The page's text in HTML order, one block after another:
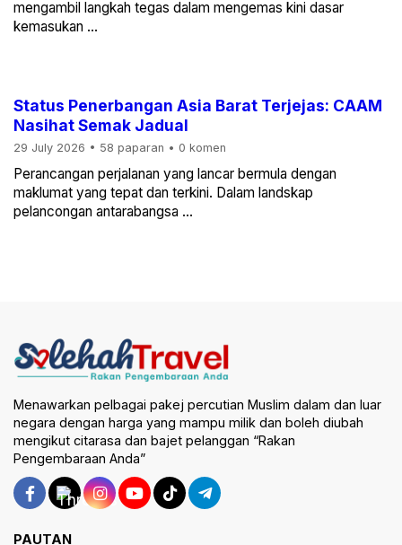
mengambil langkah tegas dalam mengemas kini dasar
kemasukan ...
Status Penerbangan Asia Barat Terjejas: CAAM
Nasihat Semak Jadual
29 July 2026 • 58 paparan • 0 komen
Perancangan perjalanan yang lancar bermula dengan
maklumat yang tepat dan terkini. Dalam landskap
pelancongan antarabangsa ...
Menawarkan pelbagai pakej percutian Muslim dalam dan luar
negara dengan harga yang mampu milik dan boleh diubah
mengikut citarasa dan bajet pelanggan “Rakan
Pengembaraan Anda”
PAUTAN